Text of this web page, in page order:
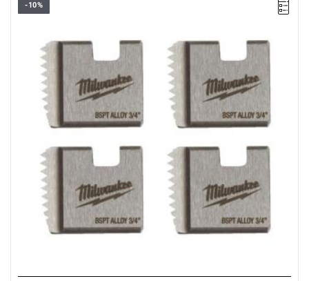
Noże zapasowe do gwintownicy charakteryzują się wysoką
-10%